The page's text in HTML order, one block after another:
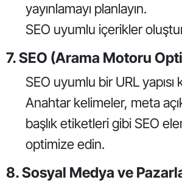
yayınlamayı planlayın.
SEO uyumlu içerikler
7. SEO (Arama Motoru
SEO uyumlu bir URL yapısı
Anahtar kelimeler, meta
başlık etiketleri gibi SEO
optimize edin.
8. Sosyal Medya ve